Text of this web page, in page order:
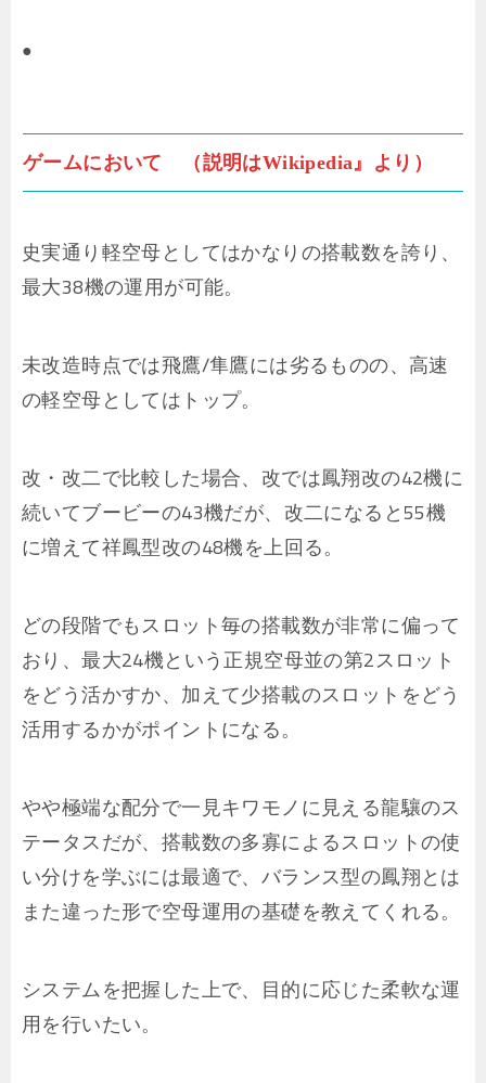
●
ゲームにおいて （説明はWikipedia』より）
史実通り軽空母としてはかなりの搭載数を誇り、
最大38機の運用が可能。
未改造時点では飛鷹/隼鷹には劣るものの、高速
の軽空母としてはトップ。
改・改二で比較した場合、改では鳳翔改の42機に
続いてブービーの43機だが、改二になると55機
に増えて祥鳳型改の48機を上回る。
どの段階でもスロット毎の搭載数が非常に偏って
おり、最大24機という正規空母並の第2スロット
をどう活かすか、加えて少搭載のスロットをどう
活用するかがポイントになる。
やや極端な配分で一見キワモノに見える龍驤のス
テータスだが、搭載数の多寡によるスロットの使
い分けを学ぶには最適で、バランス型の鳳翔とは
また違った形で空母運用の基礎を教えてくれる。
システムを把握した上で、目的に応じた柔軟な運
用を行いたい。